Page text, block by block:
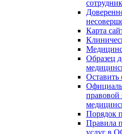
Карта
Образец
Оставить
Порядок
Правила
услуг в